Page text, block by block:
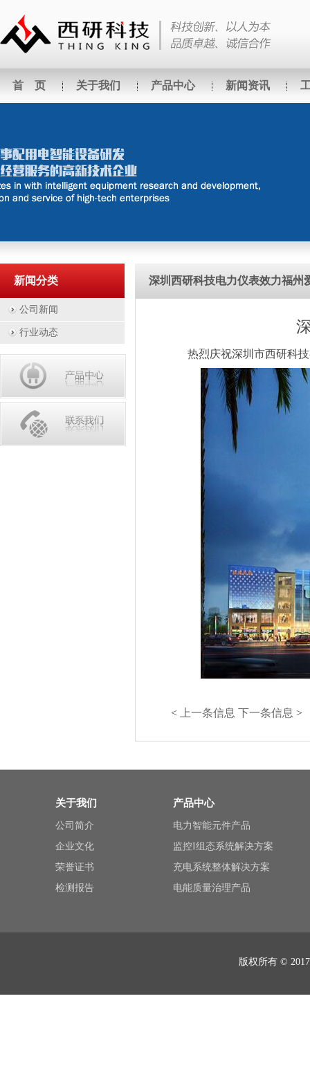
首 页 关于我们 产品中心 新闻资讯
新闻分类
公司新闻
行业动态
深圳西研科技电力仪表效力福州
热烈庆祝深圳市西研科技
< 上一条信息 下一条信息
关于我们
公司简介
企业文化
荣誉证书
检测报告
产品中心
电力智能元件产品
监控I组态系统解决方案
充电系统整体解决方案
电能质量治理产品
版权所有 ©